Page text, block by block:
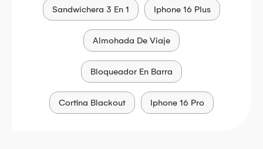
Sandwichera 3 En 1 Iphone 16 Plus
Almohada De Viaje
Bloqueador En Barra
Cortina Blackout Iphone 16 Pro